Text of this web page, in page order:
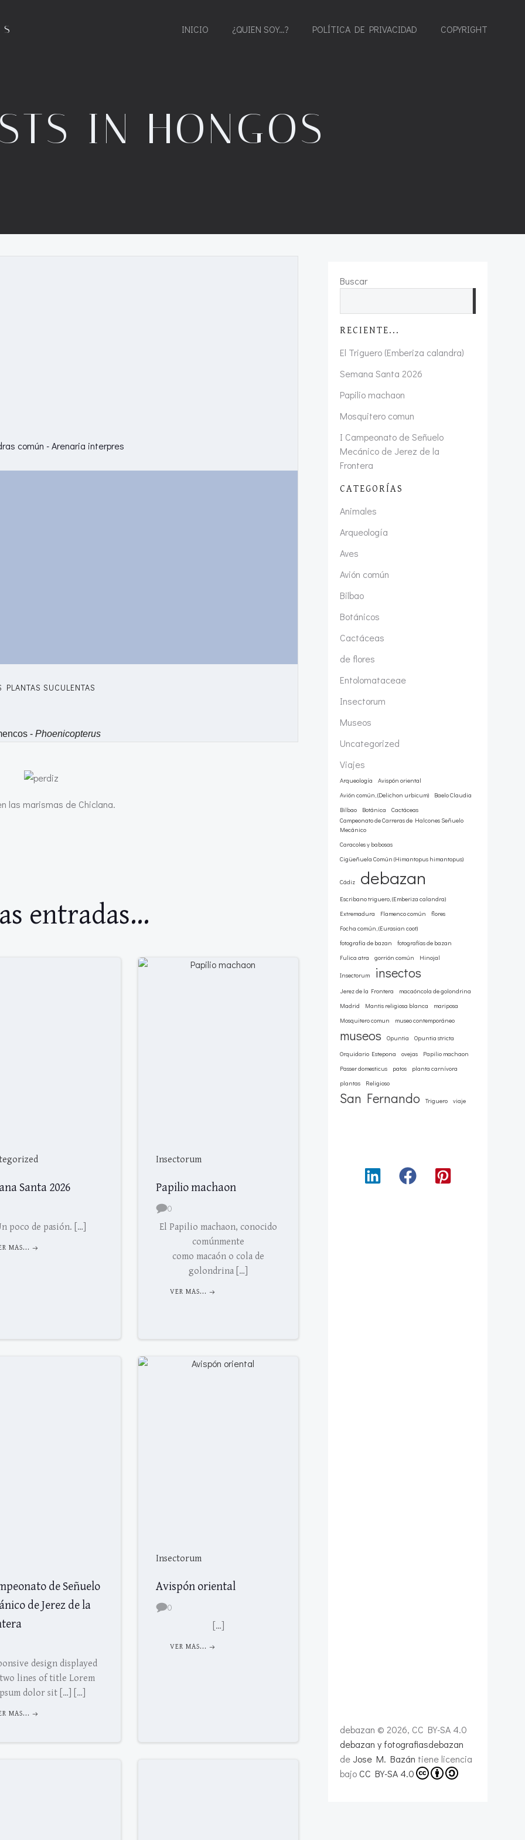
INICIO ¿QUIEN SOY…? POLÍTICA DE PRIVACIDAD COPYRIGHT
IN HONGOS
común - Arenaria interpres
PLANTAS SUCULENTAS
- Phoenicopterus
las marismas de Chiclana.
entradas...
Santa 2026
poco de pasión. […]
MAS...
Insectorum
Papilio machaon
0
El Papilio machaon, conocido
comúnmente
como macaón o cola de
golondrina […]
VER MAS...
de Señuelo
de Jerez de la
design displayed
lines of title Lorem
dolor sit […] […]
MAS...
Insectorum
Avispón oriental
0
[…]
VER MAS...
Buscar
RECIENTE...
El Triguero (Emberiza calandra)
Semana Santa 2026
Papilio machaon
Mosquitero comun
I Campeonato de Señuelo
Mecánico de Jerez de la
Frontera
CATEGORÍAS
Animales
Arqueología
Aves
Avión común
Bilbao
Botánicos
Cactáceas
de flores
Entolomataceae
Insectorum
Museos
Uncategorized
Viajes
Arqueología
Avispón oriental
Avión común, (Delichon urbicum)
Baelo Claudia
Bilbao
Botánica
Cactáceas
Campeonato de Carreras de Halcones Señuelo
Mecánico
Caracoles y babosas
Cigüeñuela Común (Himantopus himantopus)
Cádiz debazan
Escribano triguero, (Emberiza calandra)
Extremadura
Flamenco común
flores
Focha común, (Eurasian coot)
fotografía de bazan
fotografías de bazan
Fulica atra
gorrión común Hinojal
Insectorum insectos
Jerez de la Frontera
macaóncola de golondrina
Madrid
Mantis religiosa blanca
mariposa
Mosquitero comun
museo contemporáneo
museos Opuntia
Opuntia stricta
Orquidario Estepona
ovejas
Papilio machaon
Passer domesticus
patos
planta carnívora
plantas
Religioso
San Fernando Triguero viaje
debazan © 2026, CC BY-SA 4.0
debazan y fotografiasdebazan
de Jose M. Bazán tiene licencia
bajoCC BY-SA 4.0